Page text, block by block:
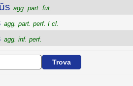
agg. part. fut.
agg. part. perf. I cl.
agg. inf. perf.